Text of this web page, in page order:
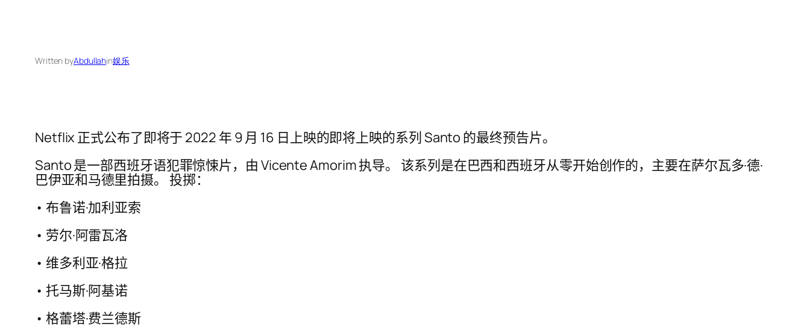
Written byAbdullahin娱乐
Netflix 正式公布了即将于 2022 年 9 月 16 日上映的即将上映的系列 Santo 的最终预告片。
Santo 是一部西班牙语犯罪惊悚片，由 Vicente Amorim 执导。 该系列是在巴西和西班牙从零开始创作的，主要在萨尔瓦多·德·
巴伊亚和马德里拍摄。 投掷：
• 布鲁诺·加利亚索
• 劳尔·阿雷瓦洛
• 维多利亚·格拉
• 托马斯·阿基诺
• 格蕾塔·费兰德斯